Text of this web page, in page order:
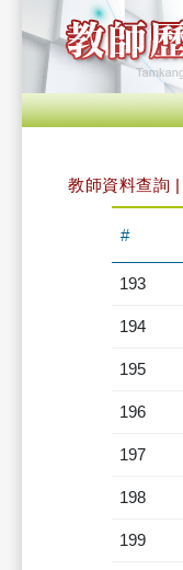
教師資料查詢
#
193
194
195
196
197
198
199